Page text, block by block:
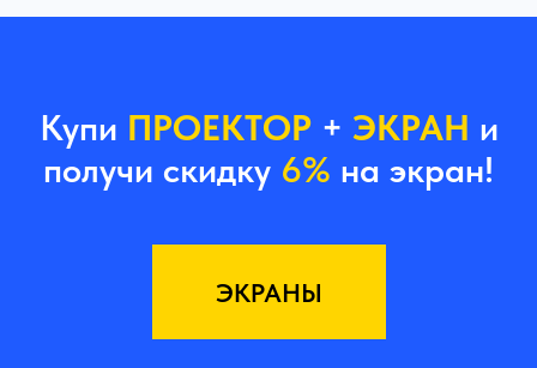
Купи ПРОЕКТОР+ ЭКРАН и
получи скидку 6% на экран!
ЭКРАНЫ